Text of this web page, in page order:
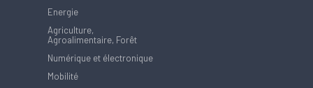
Energie
Agriculture,
Agroalimentaire, Forêt
Numérique et électronique
Mobilité